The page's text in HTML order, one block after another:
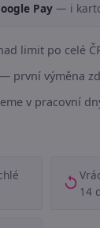
Pay — i
limit po celé
první výměna
v pracovní
14